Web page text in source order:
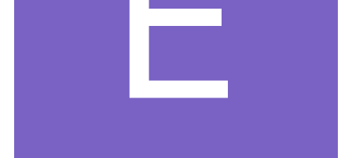
Dołączył